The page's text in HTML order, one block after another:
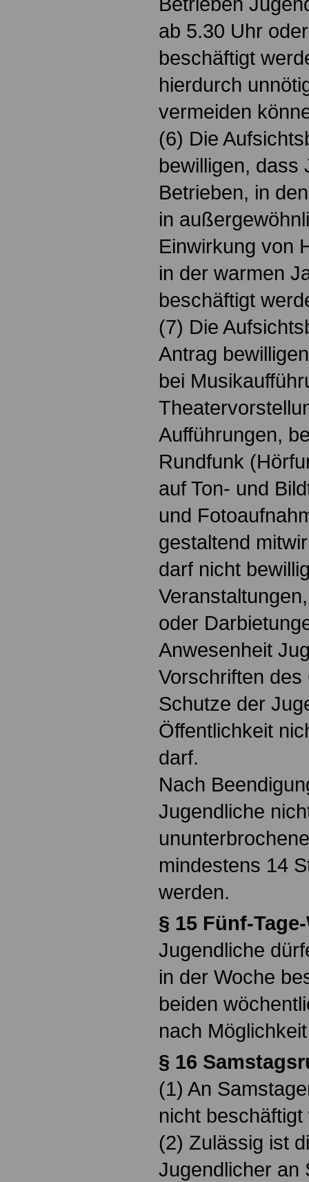
ab 5.30 Uhr
beschäftigt
hierdurch
vermeiden
(6) Die
bewilligen, dass
Betrieben, in
in
Einwirkung von
in der warmen
beschäftigt
(7) Die
Antrag
bei
Aufführungen,
Rundfunk
auf Ton- und
und
gestaltend
darf nicht
oder
Anwesenheit
Vorschriften
Schutze der
Öffentlichkeit
darf.
Nach
Jugendliche
mindestens 14
werden.
§ 15 Fünf-
Jugendliche
in der Woche
beiden
nach
§ 16
(1) An
nicht
(2) Zulässig ist
Jugendlicher an